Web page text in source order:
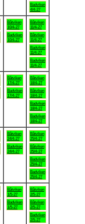
Badviken
4/4-27
Båtviken
10/4-27
Badviken
10/4-27
Båtviken
11/4-27
Båtviken
11/4-27
Badviken
11/4-27
Badviken
11/4-27
Båtviken
17/4-27
Badviken
17/4-27
Båtviken
18/4-27
Båtviken
18/4-27
Badviken
18/4-27
Badviken
18/4-27
Båtviken
24/4-27
Badviken
24/4-27
Båtviken
25/4-27
Båtviken
25/4-27
Badviken
25/4-27
Badviken
25/4-27
Båtviken
1/5-27
Badviken
1/5-27
Båtviken
2/5-27
Båtviken
2/5-27
Badviken
2/5-27